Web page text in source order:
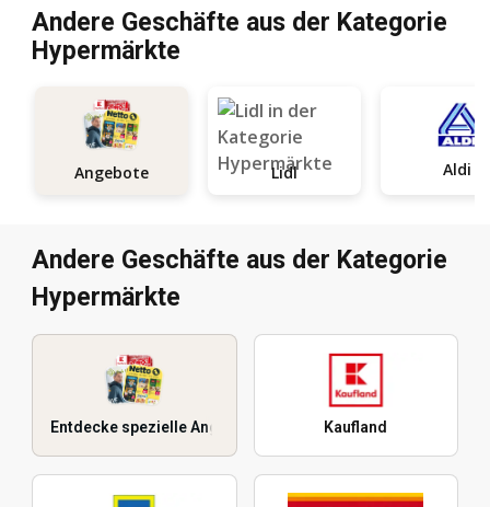
Andere Geschäfte aus der Kategorie
Hypermärkte
Angebote Lidl Aldi
Andere Geschäfte aus der Kategorie
Hypermärkte
Entdecke spezielle Angebote Kaufland